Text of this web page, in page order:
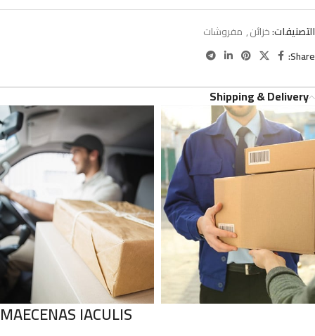
التصنيفات:خزائن, مفروشات
Share:
Shipping & Delivery
MAECENAS IACULIS